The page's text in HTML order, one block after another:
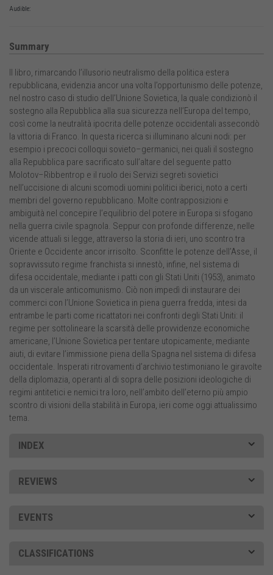
Audible:
Summary
Il libro, rimarcando l’illusorio neutralismo della politica estera
repubblicana, evidenzia ancor una volta l’opportunismo delle potenze,
nel nostro caso di studio dell’Unione Sovietica, la quale condizionò il
sostegno alla Repubblica alla sua sicurezza nell’Europa del tempo,
così come la neutralità ipocrita delle potenze occidentali assecondò
la vittoria di Franco. In questa ricerca si illuminano alcuni nodi: per
esempio i precoci colloqui sovieto–germanici, nei quali il sostegno
alla Repubblica pare sacrificato sull’altare del seguente patto
Molotov–Ribbentrop e il ruolo dei Servizi segreti sovietici
nell’uccisione di alcuni scomodi uomini politici iberici, noto a certi
membri del governo repubblicano. Molte contrapposizioni e
ambiguità nel concepire l’equilibrio del potere in Europa si sfogano
nella guerra civile spagnola. Seppur con profonde differenze, nelle
vicende attuali si legge, attraverso la storia di ieri, uno scontro tra
Oriente e Occidente ancor irrisolto. Sconfitte le potenze dell’Asse, il
sopravvissuto regime franchista si innestò, infine, nel sistema di
difesa occidentale, mediante i patti con gli Stati Uniti (1953), animato
da un viscerale anticomunismo. Ciò non impedì di instaurare dei
commerci con l’Unione Sovietica in piena guerra fredda, intesi da
entrambe le parti come ricattatori nei confronti degli Stati Uniti: il
regime per sottolineare la scarsità delle provvidenze economiche
americane, l’Unione Sovietica per tentare utopicamente, mediante
aiuti, di evitare l’immissione piena della Spagna nel sistema di difesa
occidentale. Insperati ritrovamenti d’archivio testimoniano le giravolte
della diplomazia, operanti al di sopra delle posizioni ideologiche di
regimi antitetici e nemici tra loro, nell’ambito dell’eterno più ampio
scontro di visioni della stabilità in Europa, ieri come oggi attualissimo
tema.
INDEX
REVIEWS
EVENTS
CLASSIFICATIONS